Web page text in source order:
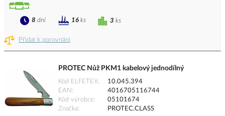
Přidat k porovnání
3 ks
8 dní 16 ks
PROTEC Nůž PKM1 kabelový jednodílný
Kód ELFETEX
10.045.394
EAN
4016705116744
Kód výrobce
05101674
Značka
PROTEC.CLASS